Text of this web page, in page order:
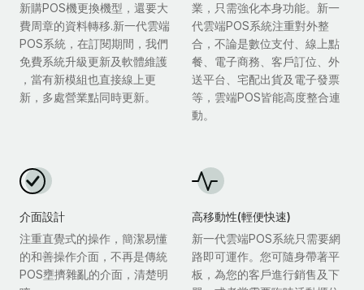
新購POS機更換機型，還要大
費周章的資料轉移.新一代雲端
POS系統，在訂閱期間，我們
免費系統升級更新及軟體維護
，當有新模組也直接線上更
新，多處營業點同時更新。
業，只需強化本身功能。新一
代雲端POS系統注重對外整
合，不論是數位支付、線上點
餐、電子商務、客戶訂位、外
送平台、宅配出貨及電子發票
等，雲端POS皆能高度整合連
動。
介面設計
注重直覺式的操作，簡潔易懂
的和善操作介面，不再是傳統
POS壅擠雜亂的介面，清楚明
高移動性(輕便快速)
新一代雲端POS系統只需要網
路即可運作。您可隨身帶著平
板，為您的客戶進行銷售及下